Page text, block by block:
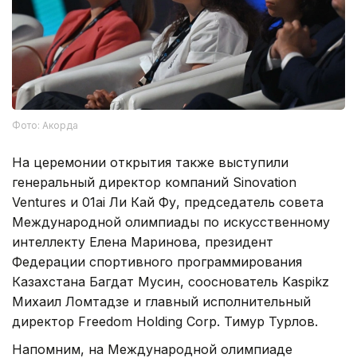
Фото: Акорда
На церемонии открытия также выступили
генеральный директор компаний Sinovation
Ventures и 01ai Ли Кай Фу, председатель совета
Международной олимпиады по искусственному
интеллекту Елена Маринова, президент
Федерации спортивного программирования
Казахстана Багдат Мусин, сооснователь Kaspikz
Михаил Ломтадзе и главный исполнительный
директор Freedom Holding Corp. Тимур Турлов.
Напомним, на Международной олимпиаде